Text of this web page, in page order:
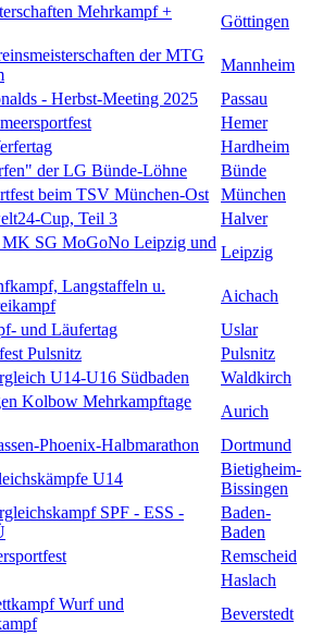
Mehrkampf +
Göttingen
der MTG
Mannheim
- Herbst-Meeting 2025
Passau
Hemer
Hardheim
der LG Bünde-Löhne
Bünde
beim TSV München-Ost
München
Cup, Teil 3
Halver
SG MoGoNo Leipzig und
Leipzig
Langstaffeln u.
Aichach
und Läufertag
Uslar
Pulsnitz
Pulsnitz
U14-U16 Südbaden
Waldkirch
Kolbow Mehrkampftage
Aurich
Phoenix-Halbmarathon
Dortmund
U14
Bietigheim-
Bissingen
SPF - ESS -
Baden-
Baden
Remscheid
Haslach
Wurf und
Beverstedt